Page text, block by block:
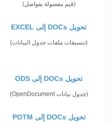
(قيم مفصولة بفواصل)
تحويل DOCs إلى EXCEL
(تنسيقات ملفات جدول البيانات)
تحويل DOCs إلى ODS
(جدول بيانات OpenDocument)
تحويل DOCs إلى POTM